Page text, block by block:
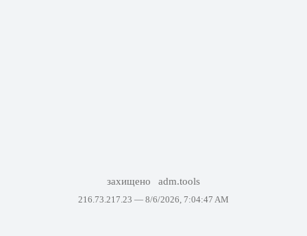
захищено adm.tools
216.73.217.23 — 8/6/2026, 7:04:47 AM